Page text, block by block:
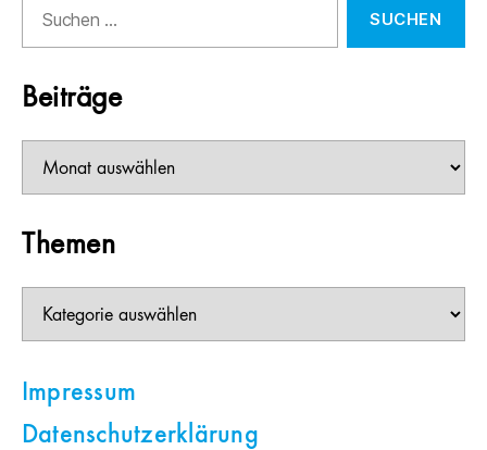
nach:
Beiträge
Themen
Impressum
Datenschutzerklärung